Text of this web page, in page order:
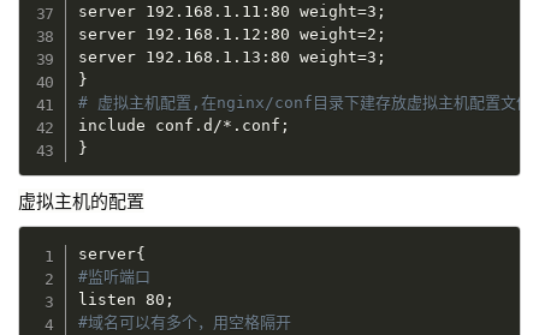
server 192.168.1.11:80 weight=3 ;
server 192.168.1.12:80 weight=2 ;
server 192.168.1.13:80 weight=3 ;
}
# 虚拟主机配置,在nginx/conf目录下建存放虚拟主机配置文
include conf.d/*.conf ;
}
虚拟主机的配置
server{
#监听端口
listen 80 ;
#域名可以有多个，用空格隔开